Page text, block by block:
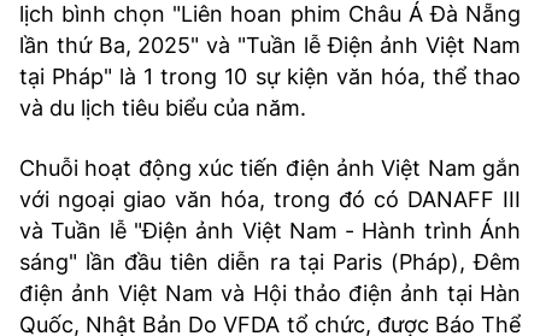
lịch bình chọn "Liên hoan phim Châu Á Đà Nẵng
lần thứ Ba, 2025" và "Tuần lễ Điện ảnh Việt Nam
tại Pháp" là 1 trong 10 sự kiện văn hóa, thể thao
và du lịch tiêu biểu của năm.
Chuỗi hoạt động xúc tiến điện ảnh Việt Nam gắn
với ngoại giao văn hóa, trong đó có DANAFF III
và Tuần lễ "Điện ảnh Việt Nam - Hành trình Ánh
sáng" lần đầu tiên diễn ra tại Paris (Pháp), Đêm
điện ảnh Việt Nam và Hội thảo điện ảnh tại Hàn
Quốc, Nhật Bản Do VFDA tổ chức, được Báo Thể